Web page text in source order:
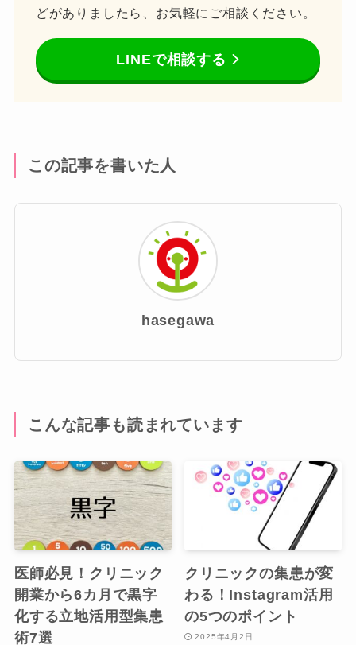
どがありましたら、お気軽にご相談ください。
LINEで相談する
この記事を書いた人
hasegawa
こんな記事も読まれています
医師必見！クリニック
開業から6カ月で黒字
化する立地活用型集患
術7選
クリニックの集患が変
わる！Instagram活用
の5つのポイント
2025年4月2日